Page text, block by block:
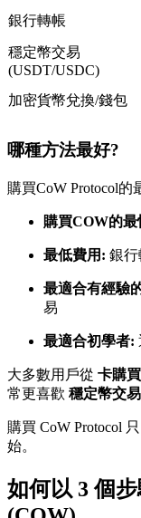
與頂尖交易專
成為跟單交易
坐享盈利分成
合約資訊
包含交易情況
銀行轉帳
穩定幣交易
(USDT/USDC)
加密貨幣兌換/錢包
哪種方法最好?
購買CoW Protocol
購買COW的最
最低費用: 銀行
最適合有經驗
易
最適合初學者:
大多數用戶從 卡購
常更喜歡 穩定幣交
購買 CoW Protocol
始。
如何以 3 個